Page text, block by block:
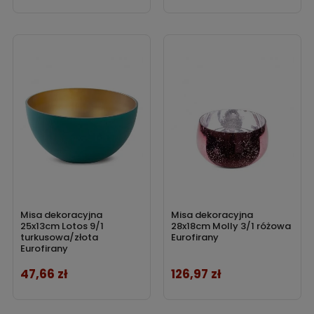
Misa dekoracyjna
25x13cm Lotos 9/1
turkusowa/złota
Eurofirany
Cena
47,66 zł
Misa dekoracyjna
28x18cm Molly 3/1 różowa
Eurofirany
Cena
126,97 zł